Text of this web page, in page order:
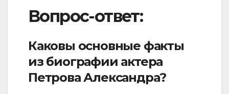
Вопрос-ответ:
Каковы основные факты
из биографии актера
Петрова Александра?